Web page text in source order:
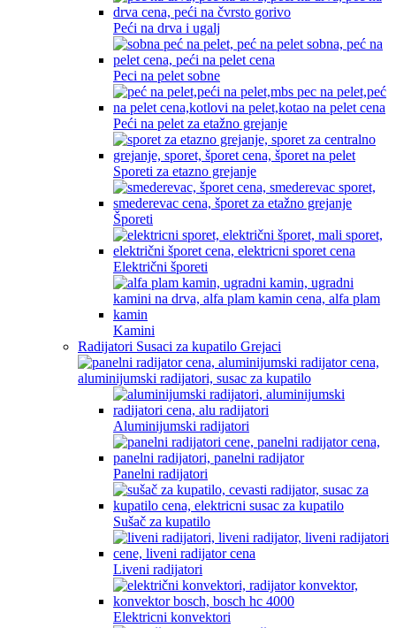
Peći na drva i ugalj
Peci na pelet sobne
Peći na pelet za etažno grejanje
Sporeti za etazno grejanje
Šporeti
Električni šporeti
Kamini
Radijatori Susaci za kupatilo Grejaci
Aluminijumski radijatori
Panelni radijatori
Sušač za kupatilo
Liveni radijatori
Elektricni konvektori